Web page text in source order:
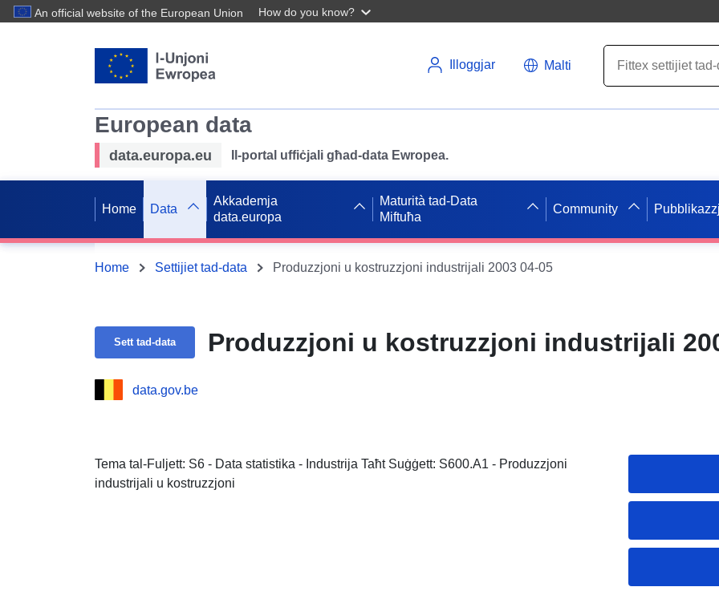
An official website of the European Union How do you know?
Illoggjar Malti
European data
data.europa.eu Il-portal uffiċjali għad-data Ewropea.
Home Data
Akkademja
data.europa
Maturità tad-Data
Miftuħa
Community
Home Settijiet tad-data Produzzjoni u kostruzzjoni industrijali 2003 04-05
Sett tad-data Produzzjoni u kostruzzjoni industrijali
data.gov.be
Tema tal-Fuljett: S6 - Data statistika - Industrija Taħt Suġġett: S600.A1 - Produzzjoni
industrijali u kostruzzjoni